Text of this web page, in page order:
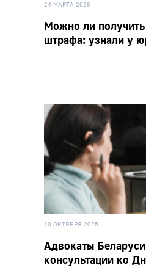
24 МАРТА 2026
Можно ли
штрафа: узнали у
10 ОКТЯБРЯ 2025
Адвокаты
консультации ко